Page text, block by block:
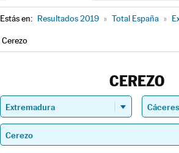
Estás en: Resultados 2019 » Total España »
Cerezo
CEREZO